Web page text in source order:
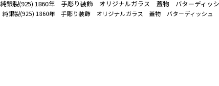
純銀製(925) 1860年 手彫り装飾 オリジナルガラス 蓋物 バターディッ
純銀製(925) 1860年 手彫り装飾 オリジナルガラス 蓋物 バターディッシュ